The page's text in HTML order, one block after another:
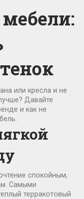
или кресла и не
Давайте
и как не
спокойным,
Самыми
терракотовый